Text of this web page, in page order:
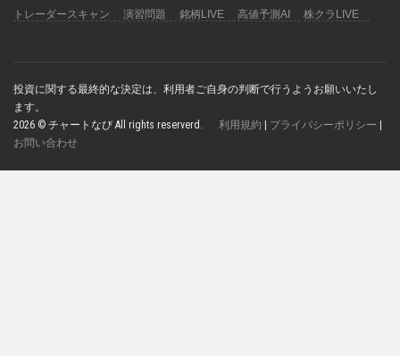
トレーダースキャン 演習問題 銘柄LIVE 高値予測AI 株クラLIVE
投資に関する最終的な決定は、利用者ご自身の判断で行うようお願いいたし
ます。
2026 © チャートなび All rights reserverd. 利用規約 プライバシーポリシー
お問い合わせ